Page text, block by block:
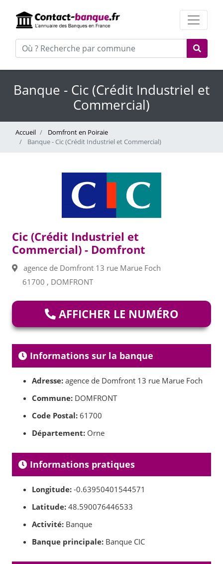
Banque - Cic (Crédit Industriel et
Commercial)
Accueil
Domfront en Poiraie
Banque - Cic (Crédit Industriel et Commercial)
Cic (Crédit Industriel et
Commercial) - Domfront
agence de Domfront 13 rue Marue Foch
61700 , DOMFRONT
AFFICHER LE NUMÉRO
Informations sur la banque
Adresse: agence de Domfront 13 rue Marue Foch
Commune: DOMFRONT
Code Postal: 61700
Département: Orne
Informations pratiques
Longitude: -0.63950401544571
Latitude: 48.590076446533
Activité: Banque
Banque principale: Banque CIC